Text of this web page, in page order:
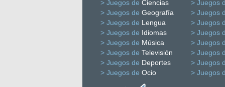
> Juegos de Ciencias > Juegos
> Juegos de Geografía > Juegos
> Juegos de Lengua > Juegos
> Juegos de Idiomas > Juegos
> Juegos de Música > Juegos
> Juegos de Televisión > Juegos
> Juegos de Deportes > Juegos
> Juegos de Ocio > Juegos